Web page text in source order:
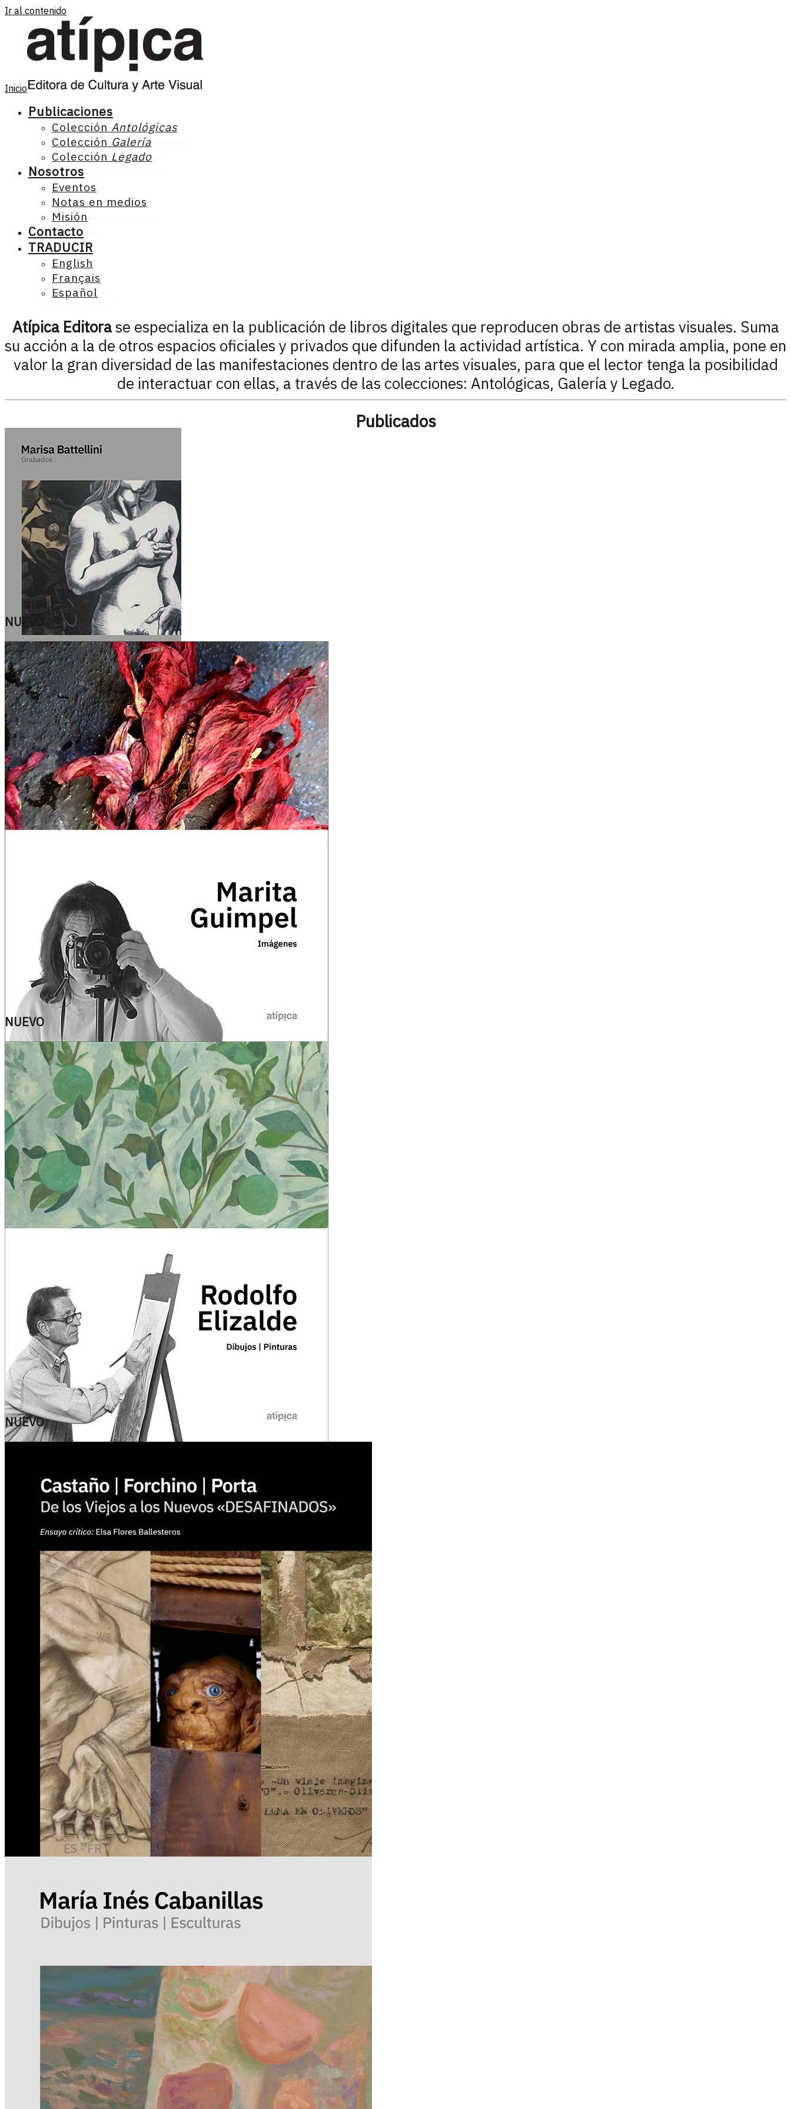
Ir al contenido
Inicio
Publicaciones
Colección Antológicas
Colección Galería
Colección Legado
Nosotros
Eventos
Notas en medios
Misión
Contacto
TRADUCIR
English
Français
Español
Atípica Editorase especializa en la publicación de libros digitales que reproducen obras de artistas visuales. Suma
su acción a la de otros espacios oficiales y privados que difunden la actividad artística. Y con mirada amplia, pone en
valor la gran diversidad de las manifestaciones dentro de las artes visuales, para que el lector tenga la posibilidad
de interactuar con ellas, a través de las colecciones: Antológicas, Galería y Legado.
Publicados
Ver más
NUEVO
Ver más
NUEVO
NUEVO
Ver más
ES - FR